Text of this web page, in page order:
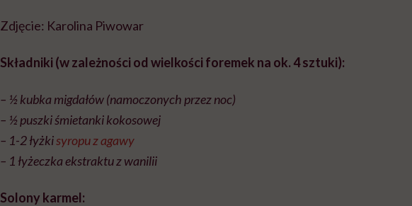
Zdjęcie: Karolina Piwowar
Składniki (w zależności od wielkości foremek na ok. 4 sztuki):
– ½ kubka migdałów (namoczonych przez noc)
– ½ puszki śmietanki kokosowej
– 1-2 łyżkisyropu z agawy
– 1 łyżeczka ekstraktu z wanilii
Solony karmel: